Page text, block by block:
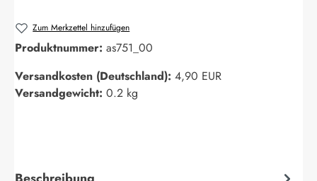
Zum Merkzettel hinzufügen
Produktnummer: as751_00
Versandkosten (Deutschland): 4,90 EUR
Versandgewicht: 0.2 kg